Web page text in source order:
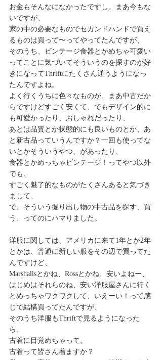
お金もそんなになかったですし、まあ今もな
いですが、
家の中の必要なものでセカンドハンドで買え
るものは買って〜ってやってたんですが、
そのうち、ビンテージ食器とかめちゃ可愛い
ってことに気づいてそういうのを探すのが好
きになってThriftにたくさん通うようになっ
たんですよね。
よく行くうちに色々なものが、まあ中古だか
らですけどすごく安くて、でもデザイン的に
も可愛かったり、おしゃれだったり、
あとは品質とか状態的にも良いものとか、あ
と新古品っていうんですか？一回も使ってな
いとかそういうやつ、があったり、
食器とかめっちゃビンテージ！ってやつ以外
でも、
すごく魅了的なものがたくさんあると気づき
まして、
で、そういう掘り出し物の中古品を探す、買
う、ってのにハマりました。
洋服に関しては、アメリカに来て1年とか2年
とかは、普通に新しい服をその辺で買ってた
んですけど、
Marshallsとかね、Rossとかね、安いよねー、
はじめはそれらのね、安い洋服屋さんに行く
とめっちゃワクワクして、いえーい！って感
じで結構買ってたんですが、
そのうち洋服もThriftで見るようになった
ら、
古着に目覚めちゃって。
古着って皆さん着ますか？